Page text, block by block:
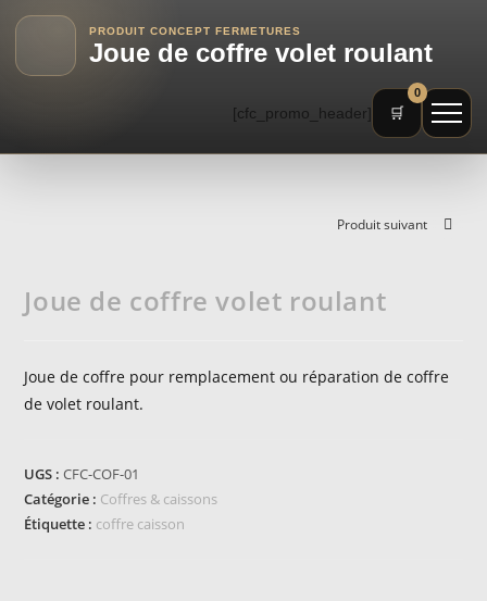
PRODUIT CONCEPT FERMETURES
Joue de coffre volet roulant
[cfc_promo_header] 🛒
0
Produit suivant
Joue de coffre volet roulant
Joue de coffre pour remplacement ou réparation de coffre
de volet roulant.
UGS :CFC-COF-01
Catégorie : Coffres & caissons
Étiquette : coffre caisson